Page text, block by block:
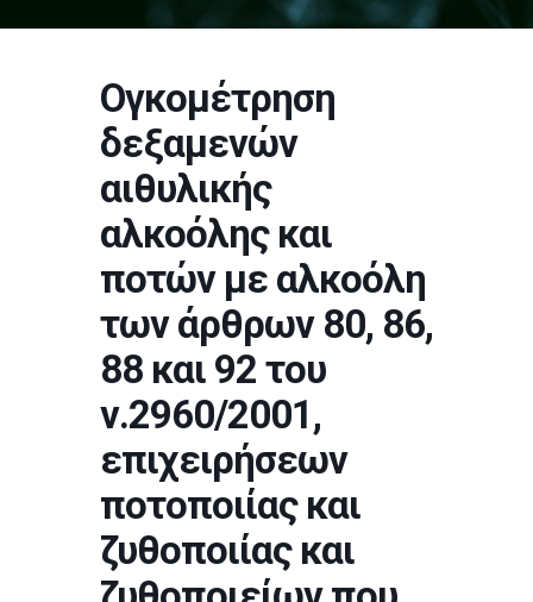
Ογκομέτρηση
δεξαμενών
αιθυλικής
αλκοόλης και
ποτών με αλκοόλη
των άρθρων 80, 86,
88 και 92 του
ν.2960/2001,
επιχειρήσεων
ποτοποιίας και
ζυθοποιίας και